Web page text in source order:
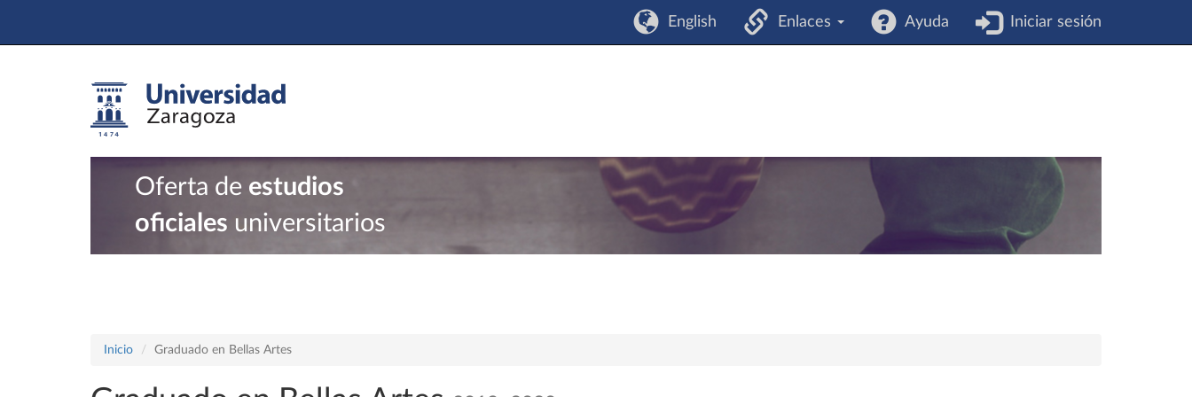
English Enlaces Ayuda Iniciar sesión
Oferta de estudios
oficiales universitarios
Inicio Graduado en Bellas Artes